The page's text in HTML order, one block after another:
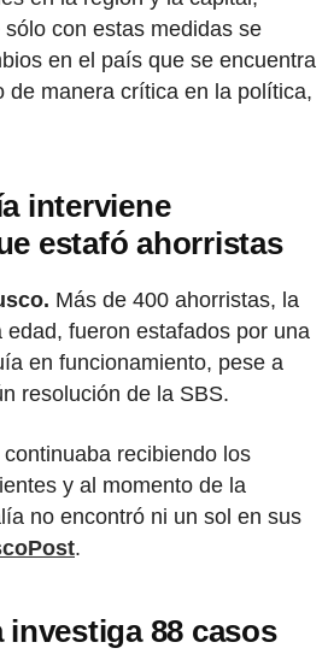
con estas medidas se
en el país que se encuentra
de manera crítica en la política,
interviene
estafó ahorristas
Más de 400 ahorristas, la
fueron estafados por una
en funcionamiento, pese a
resolución de la SBS.
recibiendo los
y al momento de la
no encontró ni un sol en sus
.
88 casos